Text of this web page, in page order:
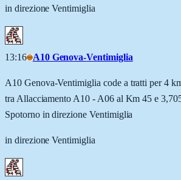
in direzione Ventimiglia
13:16 A10 Genova-Ventimiglia
A10 Genova-Ventimiglia code a tratti per 4
tra Allacciamento A10 - A06 al Km 45 e
Spotorno in direzione Ventimiglia
in direzione Ventimiglia